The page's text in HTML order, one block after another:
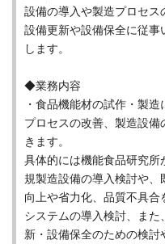
設備の導入や製造プロセ
設備更新や設備保全に従事
します。
◆業務内容
・食品機能材の試作・製
プロセスの改善、製造設
きます。
具体的には機能食品研究
規製造設備の導入検討や
向上や省力化、品質不具合
システムの導入検討、ま
新・設備保全のための検討